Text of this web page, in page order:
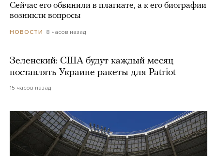
Сейчас его обвинили в плагиате, а к его биографии
возникли вопросы
НОВОСТИ 8 часов назад
Зеленский: США будут каждый месяц
поставлять Украине ракеты для Patriot
15 часов назад